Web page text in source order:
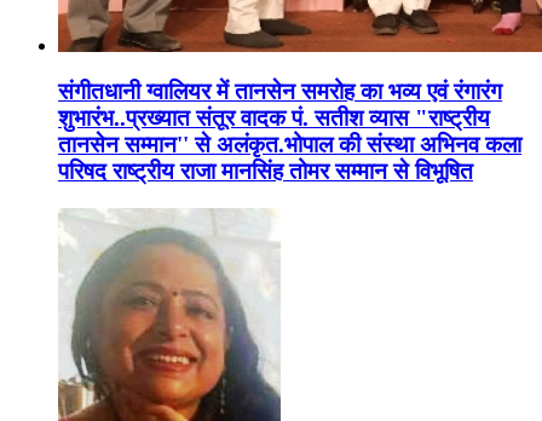
संगीतधानी ग्वालियर में तानसेन समरोह का भव्य एवं रंगारंग
शुभारंभ..प्रख्यात संतूर वादक पं. सतीश व्यास "राष्ट्रीय
तानसेन सम्मान'' से अलंकृत.भोपाल की संस्था अभिनव कला
परिषद राष्ट्रीय राजा मानसिंह तोमर सम्मान से विभूषित